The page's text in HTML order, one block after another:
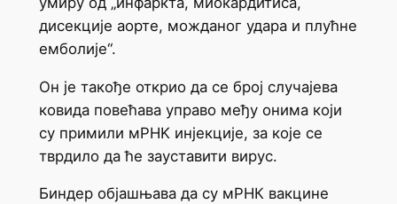
дисекције аорте, можданог удара и плућне
емболије“.
Он је такође открио да се број случајева
ковида повећава управо међу онима који
су примили мРНK инјекције, за које се
тврдило да ће зауставити вирус.
Биндер објашњава да су мРНК вакцине